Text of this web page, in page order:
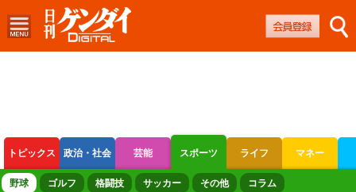
トピックス 政治・社会 芸能 スポーツ ライフ マネー
ボートレース 競輪 オートレース
野球 ゴルフ 格闘技 サッカー その他 コラム